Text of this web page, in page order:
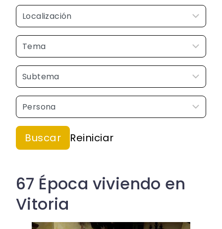
67 Época viviendo en
Vitoria